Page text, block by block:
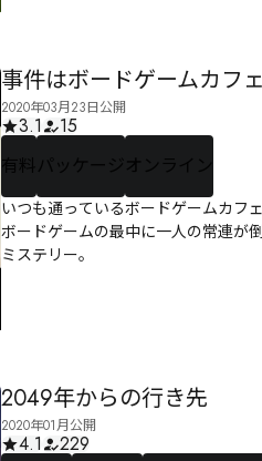
事件はボードゲームカフ
2020年03月23日公開
3.1
15
有料 パッケージ オンライン
いつも通っているボードゲームカフ
ボードゲームの最中に一人の常連が
ミステリー。
2049年からの行き先
2020年01月公開
4.1
229